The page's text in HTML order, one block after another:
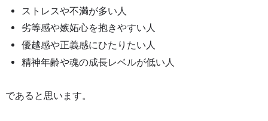
ストレスや不満が多い人
劣等感や嫉妬心を抱きやすい人
優越感や正義感にひたりたい人
精神年齢や魂の成長レベルが低い人
であると思います。